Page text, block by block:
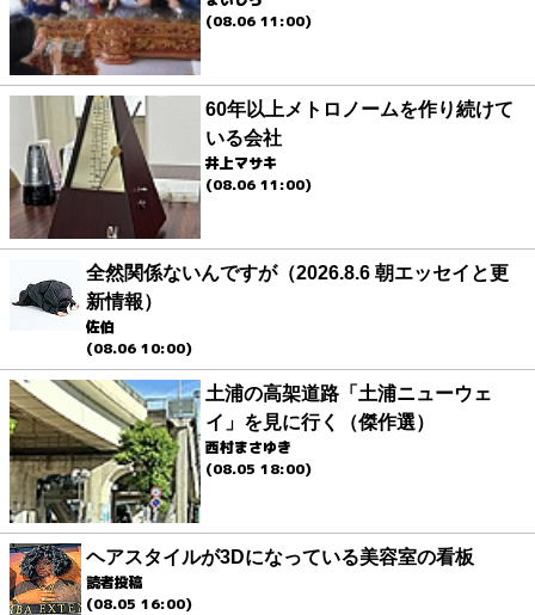
(08.06 11:00)
60年以上メトロノームを作り続けて
いる会社
井上マサキ
(08.06 11:00)
全然関係ないんですが（2026.8.6 朝エッセイと更
新情報）
佐伯
(08.06 10:00)
土浦の高架道路「土浦ニューウェ
イ」を見に行く（傑作選）
西村まさゆき
(08.05 18:00)
ヘアスタイルが3Dになっている美容室の看板
読者投稿
(08.05 16:00)